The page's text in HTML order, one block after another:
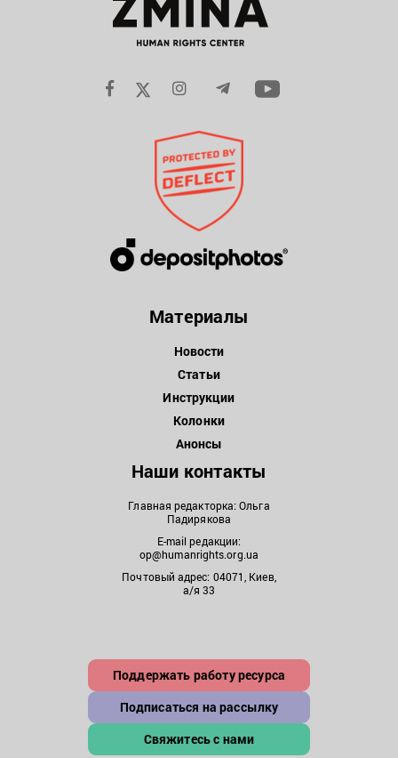
Материалы
Новости
Статьи
Инструкции
Колонки
Анонсы
Наши контакты
Главная редакторка: Ольга
Падирякова
E-mail редакции:
op@humanrights.org.ua
Почтовый адрес: 04071, Киев,
а/я 33
Поддержать работу ресурса
Подписаться на рассылку
Свяжитесь с нами